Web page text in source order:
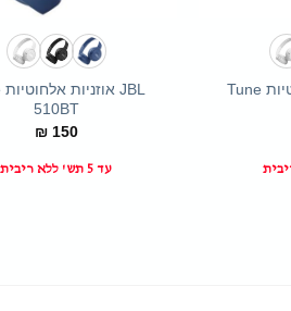
אוזניות קשת אלחוטיות Tune
510BT
₪150
עד 5 תש' ללא ריבית